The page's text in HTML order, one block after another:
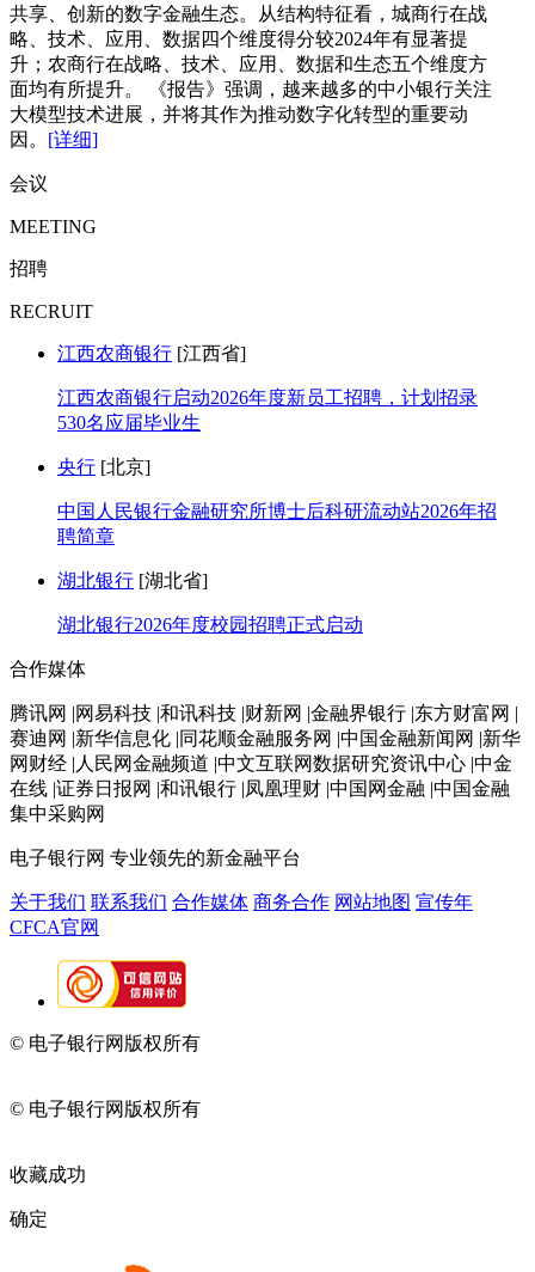
共享、创新的数字金融生态。从结构特征看，城商行在战
略、技术、应用、数据四个维度得分较2024年有显著提
升；农商行在战略、技术、应用、数据和生态五个维度方
面均有所提升。 《报告》强调，越来越多的中小银行关注
大模型技术进展，并将其作为推动数字化转型的重要动
因。 [详细]
会议
MEETING
招聘
RECRUIT
江西农商银行 [江西省]
江西农商银行启动2026年度新员工招聘，计划招录
530名应届毕业生
央行 [北京]
中国人民银行金融研究所博士后科研流动站2026年招
聘简章
湖北银行 [湖北省]
湖北银行2026年度校园招聘正式启动
合作媒体
腾讯网 |网易科技 |和讯科技 |财新网 |金融界银行 |东方财富网 |
赛迪网 |新华信息化 |同花顺金融服务网 |中国金融新闻网 |新华
网财经 |人民网金融频道 |中文互联网数据研究资讯中心 |中金
在线 |证券日报网 |和讯银行 |凤凰理财 |中国网金融 |中国金融
集中采购网
电子银行网 专业领先的新金融平台
关于我们 联系我们 合作媒体 商务合作 网站地图 宣传年
CFCA官网
© 电子银行网版权所有
© 电子银行网版权所有
收藏成功
确定